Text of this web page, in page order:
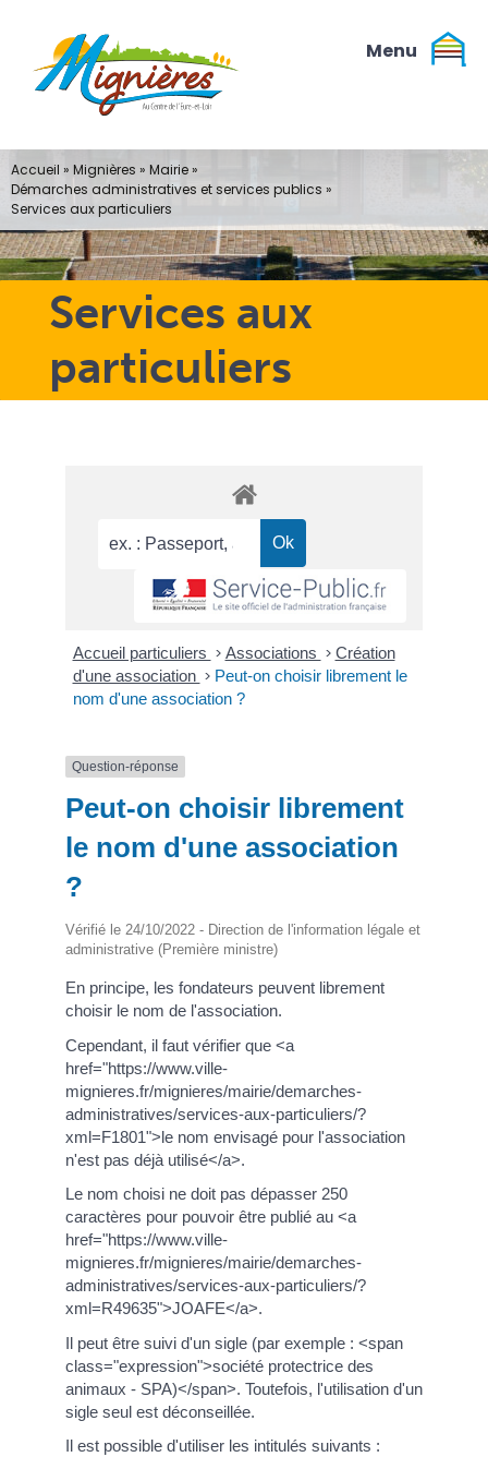
contenu
Services aux
particuliers
Accueil » Mignières » Mairie»
Démarches administratives et services publics »
Services aux particuliers
Accueil particuliers > Associations > Création
d'une association > Peut-on choisir librement le
nom d'une association ?
Question-réponse
Peut-on choisir librement
le nom d'une association
?
Vérifié le 24/10/2022 - Direction de l'information légale et
administrative (Première ministre)
En principe, les fondateurs peuvent librement
choisir le nom de l'association.
Cependant, il faut vérifier que <a
href="https://www.ville-
mignieres.fr/mignieres/mairie/demarches-
administratives/services-aux-particuliers/?
xml=F1801">le nom envisagé pour l'association
n'est pas déjà utilisé</a>.
Le nom choisi ne doit pas dépasser 250
caractères pour pouvoir être publié au <a
href="https://www.ville-
mignieres.fr/mignieres/mairie/demarches-
administratives/services-aux-particuliers/?
xml=R49635">JOAFE</a>.
Il peut être suivi d'un sigle (par exemple : <span
class="expression">société protectrice des
animaux - SPA)</span>. Toutefois, l'utilisation d'un
sigle seul est déconseillée.
Il est possible d'utiliser les intitulés suivants :